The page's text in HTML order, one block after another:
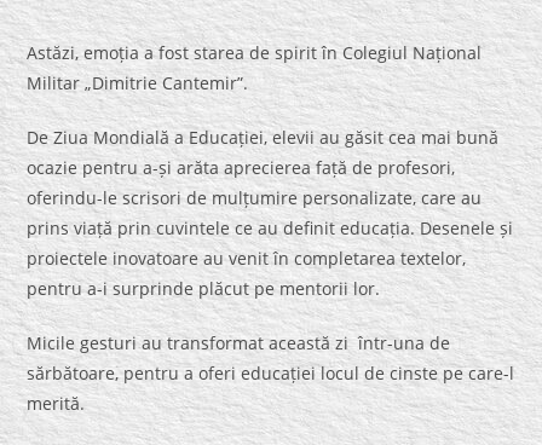
Astăzi, emoția a fost starea de spirit în Colegiul Național
Militar „Dimitrie Cantemir”.
De Ziua Mondială a Educației, elevii au găsit cea mai bună
ocazie pentru a-și arăta aprecierea față de profesori,
oferindu-le scrisori de mulțumire personalizate, care au
prins viață prin cuvintele ce au definit educația. Desenele și
proiectele inovatoare au venit în completarea textelor,
pentru a-i surprinde plăcut pe mentorii lor.
Micile gesturi au transformat această zi într-una de
sărbătoare, pentru a oferi educației locul de cinste pe care-l
merită.